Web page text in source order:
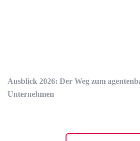
Ausblick 2026: Der Weg zum
Unternehmen